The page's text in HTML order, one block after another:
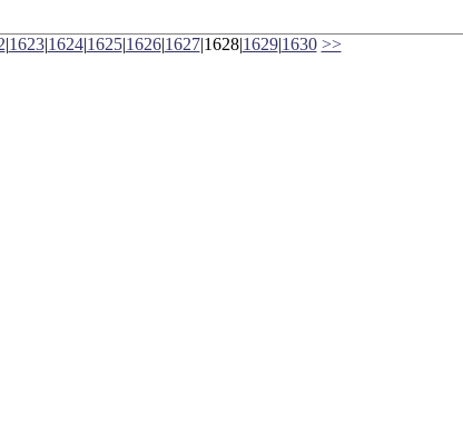
|1623|1624|1625|1626|1627|1628|1629|1630 >>